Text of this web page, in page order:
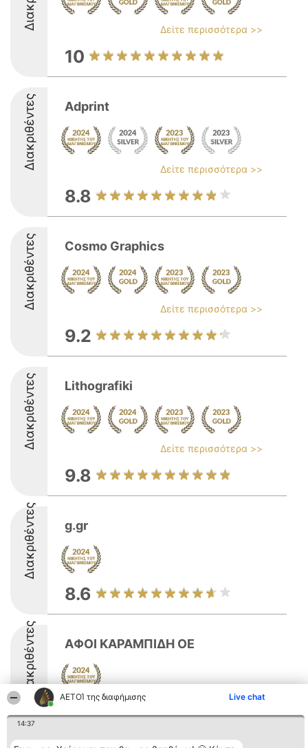
ΑΕΤΟΊ της διαφήμισης Live chat
14:37
Δείτε περισσότερα >>
10
Διακριθέντες Adprint
Δείτε περισσότερα >>
8.8
Διακριθέντες Cosmo Graphics
Δείτε περισσότερα >>
9.2
Διακριθέντες Lithografiki
Δείτε περισσότερα >>
9.8
Διακριθέντες g.gr
8.6
Διακριθέντες ΑΦΟΙ ΚΑΡΑΜΠΙΔΗ ΟΕ
8.4